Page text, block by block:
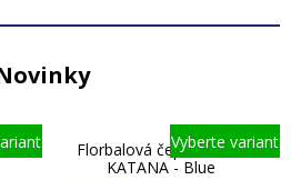
Florbalová čepeľ Accufli
KATANA - Blue
Vyberte variant